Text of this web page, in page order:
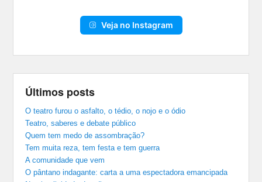
Veja no Instagram
Últimos posts
O teatro furou o asfalto, o tédio, o nojo e o ódio
Teatro, saberes e debate público
Quem tem medo de assombração?
Tem muita reza, tem festa e tem guerra
A comunidade que vem
O pântano indagante: carta a uma espectadora emancipada